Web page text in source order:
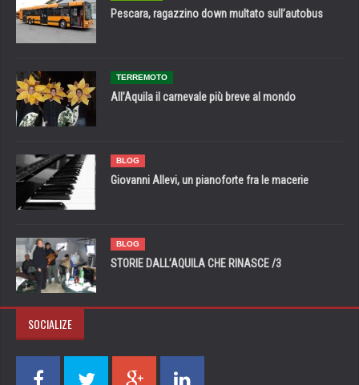
Pescara, ragazzino down multato sull’autobus
TERREMOTO
All’Aquila il carnevale più breve al mondo
BLOG
Giovanni Allevi, un pianoforte fra le macerie
BLOG
STORIE DALL’AQUILA CHE RINASCE /3
SOCIALIZE